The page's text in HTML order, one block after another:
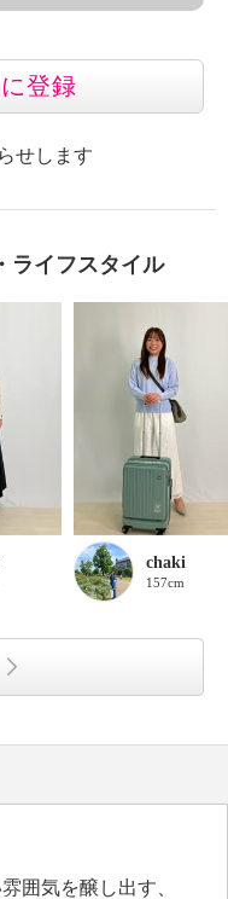
登録
せします
ライフスタイル
chaki
157cm
囲気を醸し出す、